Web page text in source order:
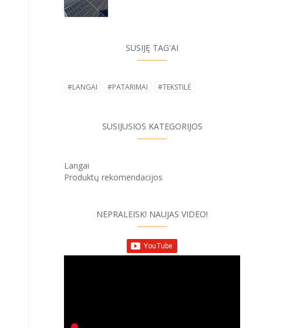
SUSIJĘ TAG'AI
#LANGAI #PATARIMAI #TEKSTILĖ
SUSIJUSIOS KATEGORIJOS
Langai
Produktų rekomendacijos
NEPRALEISK! NAUJAS VIDEO!